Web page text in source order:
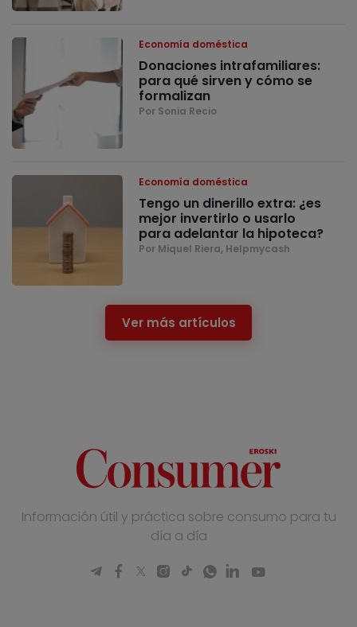
Economía doméstica
Donaciones intrafamiliares:
para qué sirven y cómo se
formalizan
Por Sonia Recio
Economía doméstica
Tengo un dinerillo extra: ¿es
mejor invertirlo o usarlo
para adelantar la hipoteca?
Por Miquel Riera, Helpmycash
Ver más artículos
Información útil y práctica sobre consumo para tu
día a día